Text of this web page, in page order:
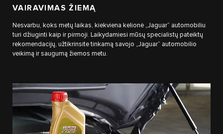
VAIRAVIMAS ŽIEMĄ
Nesvarbu, koks metų laikas, kiekviena kelionė „Jaguar“ automobiliu
turi džiuginti kaip ir pirmoji. Laikydamiesi mūsų specialistų pateiktų
rekomendacijų, užtikrinsite tinkamą savojo „Jaguar“ automobilio
veikimą ir saugumą žiemos metu.